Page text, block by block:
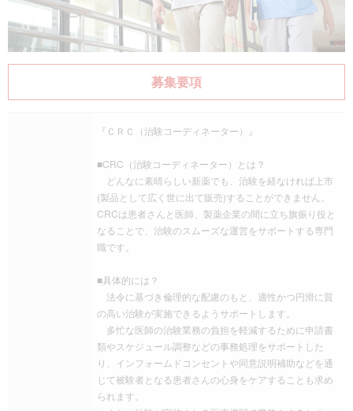
募集要項
『ＣＲＣ（治験コーディネーター）』
■CRC（治験コーディネーター）とは？
どんなに素晴らしい新薬でも、治験を経なければ上市
(製品として広く世に出て販売)することができません。
CRCは患者さんと医師、製薬企業の間に立ち旗振り役と
なることで、治験のスムーズな運営をサポートする専門
職です。
■具体的には？
法令に基づき倫理的な配慮のもと、適性かつ円滑に質
の高い治験が実施できるようサポートします。
多忙な医師の治験業務の負担を軽減するために申請書
類やスケジュール調整などの事務処理をサポートした
り、インフォームドコンセントや同意説明補助などを通
じて被験者となる患者さんの心身をケアすることも求め
られます。